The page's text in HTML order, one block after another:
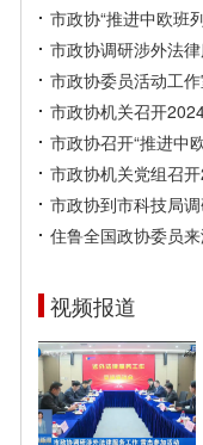
市政协“推进中欧班
市政协调研涉外法
市政协委员活动工
市政协机关召开
市政协召开“推进中
市政协机关党组召
市政协到市科技局
住鲁全国政协委员
视频报道